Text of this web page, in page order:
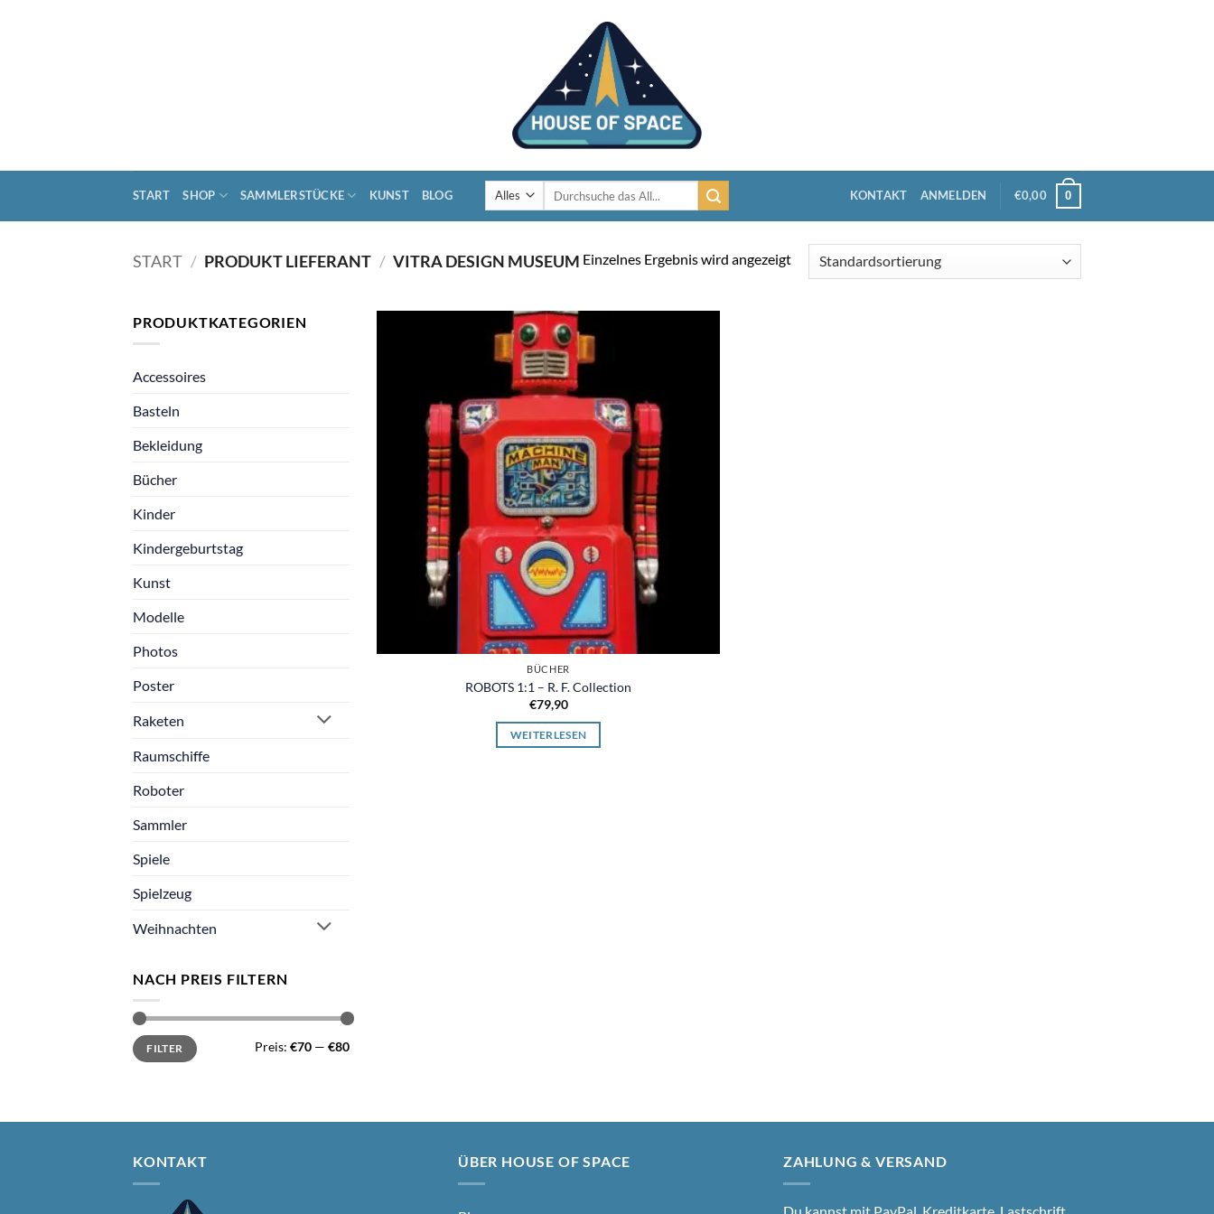
START SHOP SAMMLERSTÜCKE KUNST BLOG
Suchen
nach:
KONTAKT ANMELDEN €0,00 0
START / PRODUKT LIEFERANT / VITRA DESIGN MUSEUM Einzelnes Ergebnis wird angezeigt
PRODUKTKATEGORIEN
Accessoires
Basteln
Bekleidung
Bücher
Kinder
Kindergeburtstag
Kunst
Modelle
Photos
Poster
Raketen
Raumschiffe
Roboter
Sammler
Spiele
Spielzeug
Weihnachten
NACH PREIS FILTERN
Min.
Preis
Max.
PreisFILTER Preis: €70 — €80
BÜCHER
ROBOTS 1:1 – R. F. Collection
€79,90
WEITERLESEN
KONTAKT ÜBER HOUSE OF SPACE ZAHLUNG & VERSAND